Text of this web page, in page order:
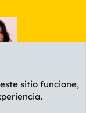
sitio funcione,